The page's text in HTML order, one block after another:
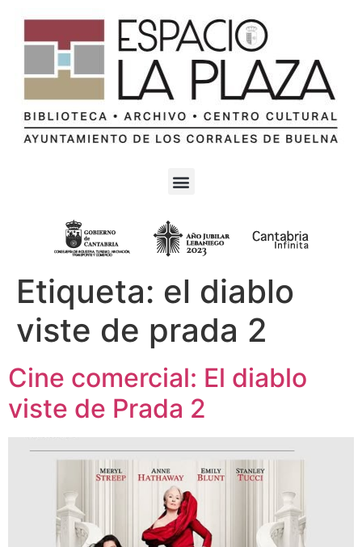
Etiqueta: el diablo
viste de prada 2
Cine comercial: El diablo
viste de Prada 2